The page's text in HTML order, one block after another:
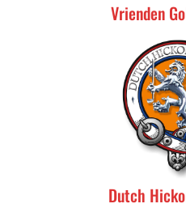
Vrienden
Dutch